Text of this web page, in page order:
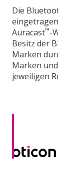
Die
Auracast™-
Besitz der
Marken
Marken
jeweiligen